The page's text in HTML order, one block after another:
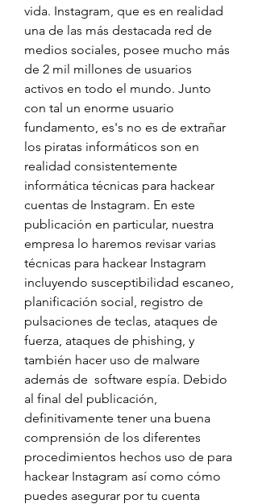
vida. Instagram, que es en realidad
una de las más destacada red de
medios sociales, posee mucho más
de 2 mil millones de usuarios
activos en todo el mundo. Junto
con tal un enorme usuario
fundamento, es's no es de extrañar
los piratas informáticos son en
realidad consistentemente
informática técnicas para hackear
cuentas de Instagram. En este
publicación en particular, nuestra
empresa lo haremos revisar varias
técnicas para hackear Instagram
incluyendo susceptibilidad escaneo,
planificación social, registro de
pulsaciones de teclas, ataques de
fuerza, ataques de phishing, y
también hacer uso de malware
además de  software espía. Debido
al final del publicación,
definitivamente tener una buena
comprensión de los diferentes
procedimientos hechos uso de para
hackear Instagram así como cómo
puedes asegurar por tu cuenta